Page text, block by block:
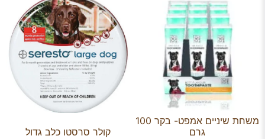
משחת שיניים אמפט- בקר 100
גרם
קולר סרסטו כלב גדול